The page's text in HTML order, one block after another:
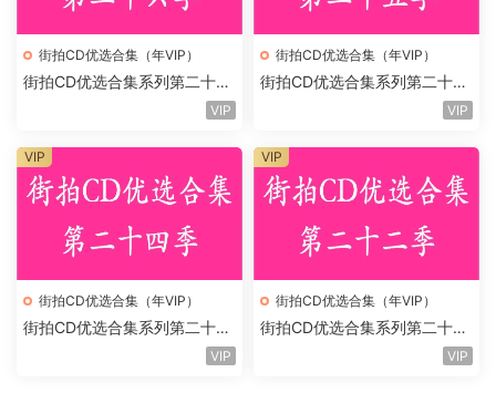
街拍CD优选合集（年VIP）
街拍CD优选合集系列第二十六
VIP
街拍CD优选合集（年VIP）
街拍CD优选合集系列第二十五
VIP
街拍CD优选合集（年VIP）
街拍CD优选合集系列第二十四
VIP
VIP
街拍CD优选合集（年VIP）
街拍CD优选合集系列第二十二
VIP
VIP